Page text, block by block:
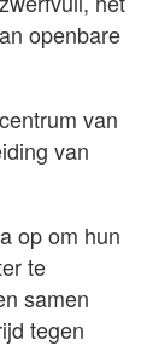
openbare
van
van
op om hun
te
samen
tegen